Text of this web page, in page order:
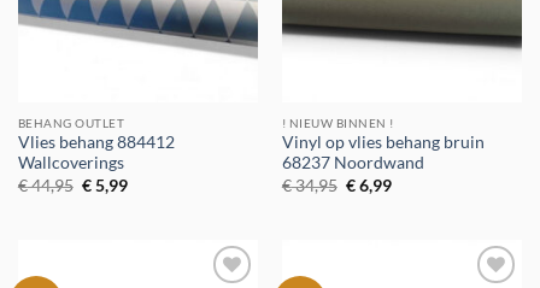
BEHANG OUTLET
Vlies behang 884412
Wallcoverings
€44,95 Oorspronkelijke
prijs
€5,99Huidige
! NIEUW BINNEN !
Vinyl op vlies behang bruin
68237 Noordwand
€34,95 Oorspronkelijke
prijs
€6,99Huidige